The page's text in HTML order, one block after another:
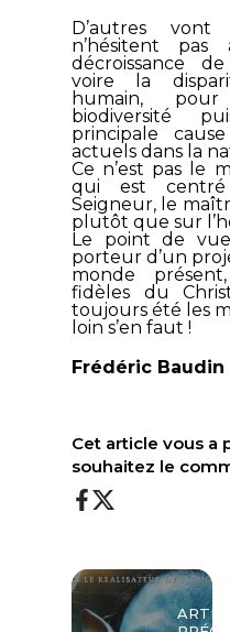
D’autres
n’hésitent
décroissance
voire la
humain,
biodiversité
principale
actuels dans la
Ce n’est pas le
qui est
Seigneur, le
plutôt que sur
Le point de
porteur d’un
monde
fidèles du
toujours été les
loin s’en faut !
Frédéric Baudin
Cet article vous a
souhaitez le